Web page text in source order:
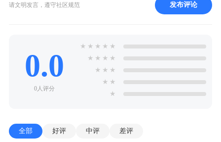
请文明发言，遵守社区规范 发布评论
0.0
0人评分
★ ★ ★ ★ ★
★ ★ ★ ★
★ ★ ★
★ ★
★
全部 好评 中评 差评